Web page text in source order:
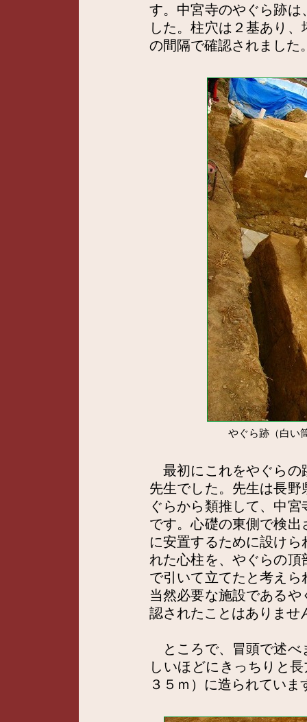
す。中宮寺のやぐら跡
した。柱穴は２基あり
の間隔で確認されました
やぐら跡（白い
最初にこれをやぐらの
先生でした。先生は長
ぐらから類推して、中
です。心礎の東側で検
に安置するために設け
れた心柱を、やぐらの
で引いて立てたと考え
当然必要な施設である
認されたことはありませ
ところで、冒頭で述べ
しいほどにきっちりと
３５ｍ）に造られていま